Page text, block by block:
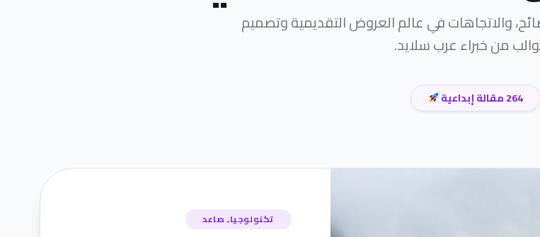
والاتجاهات في عالم العروض التقديمية وتصميم
من خبراء عرب سلايد.
264 مقالة إبداعية
تكنولوجيا, صاعد